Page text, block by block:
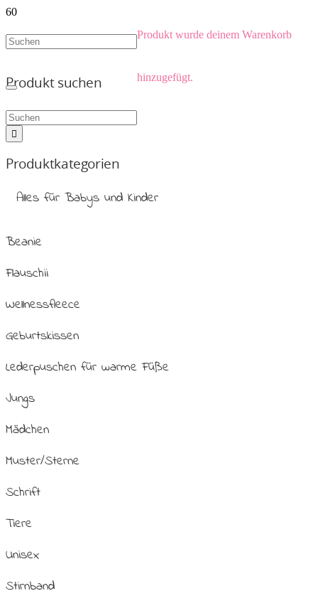
Produkt wurde deinem Warenkorb
hinzugefügt.
Produkt suchen
Produktkategorien
Alles für Babys und Kinder
Beanie
Flauschii
Wellnessfleece
Geburtskissen
Lederpuschen für warme Füße
Jungs
Mädchen
Muster/Sterne
Schrift
Tiere
Unisex
Stirnband